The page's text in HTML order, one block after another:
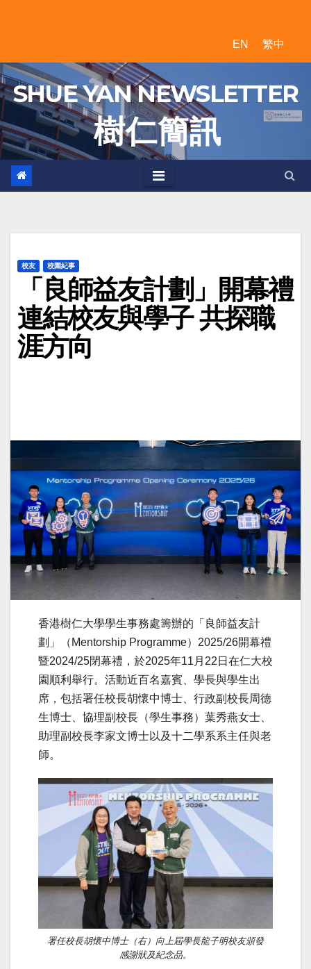
EN 繁中
SHUE YAN NEWSLETTER
樹 仁 簡 訊
校友 校園紀事
「良師益友計劃」開幕禮
連結校友與學子 共探職
涯方向
香港樹仁大學學生事務處籌辦的「良師益友計
劃」（Mentorship Programme）2025/26開幕禮
暨2024/25閉幕禮，於2025年11月22日在仁大校
園順利舉行。活動近百名嘉賓、學長與學生出
席，包括署任校長胡懷中博士、行政副校長周德
生博士、協理副校長（學生事務）葉秀燕女士、
助理副校長李家文博士以及十二學系系主任與老
師。
署任校長胡懷中博士（右）向上屆學長龍子明校友頒發
感謝狀及紀念品。